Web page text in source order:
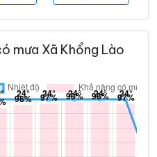
mưa Xã Khổng Lào